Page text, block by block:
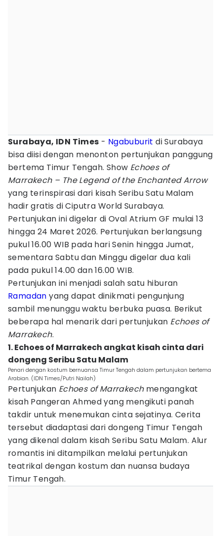
Surabaya, IDN Times - Ngabuburit di Surabaya
bisa diisi dengan menonton pertunjukan panggung
bertema Timur Tengah. Show Echoes of
Marrakech – The Legend of the Enchanted Arrow
yang terinspirasi dari kisah Seribu Satu Malam
hadir gratis di Ciputra World Surabaya.
Pertunjukan ini digelar di Oval Atrium GF mulai 13
hingga 24 Maret 2026. Pertunjukan berlangsung
pukul 16.00 WIB pada hari Senin hingga Jumat,
sementara Sabtu dan Minggu digelar dua kali
pada pukul 14.00 dan 16.00 WIB.
Pertunjukan ini menjadi salah satu hiburan
Ramadan yang dapat dinikmati pengunjung
sambil menunggu waktu berbuka puasa. Berikut
beberapa hal menarik dari pertunjukan Echoes of
Marrakech.
1. Echoes of Marrakech angkat kisah cinta dari
dongeng Seribu Satu Malam
Penari dengan kostum bernuansa Timur Tengah dalam pertunjukan bertema
Arabian. (IDN Times/Putri Nailah)
Pertunjukan Echoes of Marrakechmengangkat
kisah Pangeran Ahmed yang mengikuti panah
takdir untuk menemukan cinta sejatinya. Cerita
tersebut diadaptasi dari dongeng Timur Tengah
yang dikenal dalam kisah Seribu Satu Malam. Alur
romantis ini ditampilkan melalui pertunjukan
teatrikal dengan kostum dan nuansa budaya
Timur Tengah.